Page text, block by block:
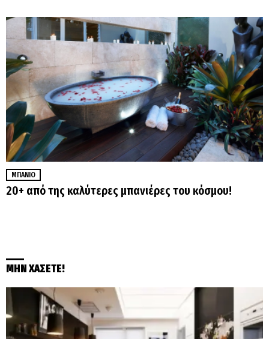
ΜΠΆΝΙΟ
20+ από της καλύτερες μπανιέρες του κόσμου!
ΜΗΝ ΧΑΣΕΤΕ!